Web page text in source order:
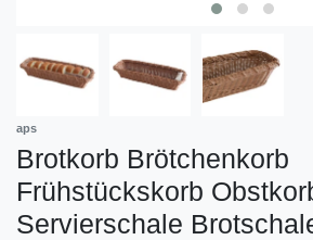
aps
Brotkorb Brötchenkorb
Frühstückskorb
Servierschale